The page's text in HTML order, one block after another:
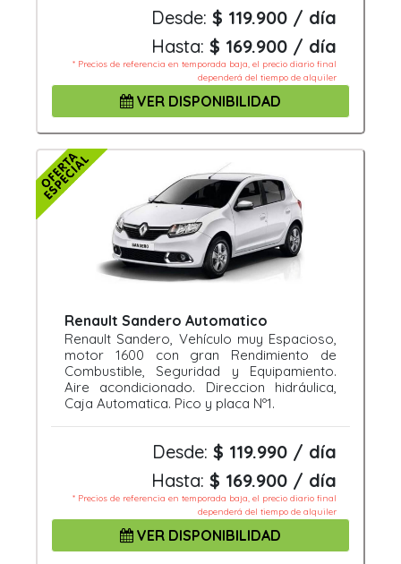
Desde: $ 119.900 / día
Hasta: $ 169.900 / día
* Precios de referencia en temporada baja, el precio diario final
dependerá del tiempo de alquiler
VER DISPONIBILIDAD
Renault Sandero Automatico
Renault Sandero, Vehículo muy Espacioso,
motor 1600 con gran Rendimiento de
Combustible, Seguridad y Equipamiento.
Aire acondicionado. Direccion hidráulica,
Caja Automatica. Pico y placa Nº1.
Desde: $ 119.990 / día
Hasta: $ 169.900 / día
* Precios de referencia en temporada baja, el precio diario final
dependerá del tiempo de alquiler
VER DISPONIBILIDAD